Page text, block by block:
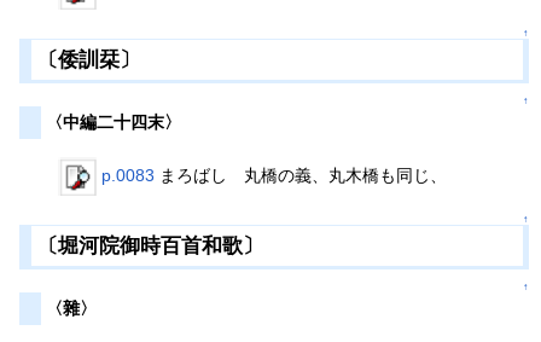
↑
〔倭訓栞〕
↑
〈中編二十四末〉
p.0083 まろばし 丸橋の義、丸木橋も同じ、
↑
〔堀河院御時百首和歌〕
↑
〈雜〉